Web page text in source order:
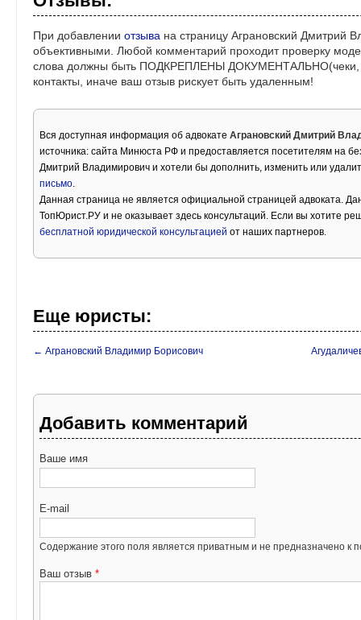
При добавлении отзыва на страницу Аграновский Дмитрий
объективными. Любой комментарий проходит проверку
слова должны быть ПОДКРЕПЛЕНЫ ДОКУМЕНТАЛЬНО(чеки,
контакты, иначе ваш отзыв рискует быть удаленным!
Вся доступная информация об адвокате Аграновский Дмитрий
источника: сайта Минюста РФ и предоставляется посетителям на
Дмитрий Владимирович и хотели бы дополнить, изменить или
письмо.
Данная страница не является официальной страницей адвоката.
ТопЮрист.РУ и не оказывает здесь консультаций. Если вы хотите
бесплатной юридической консультацией от наших партнеров.
Еще юристы:
← Аграновский Владимир Борисович
Добавить комментарий
Ваше имя
E-mail
Содержание этого поля является приватным и не предназначено к
Ваш отзыв *